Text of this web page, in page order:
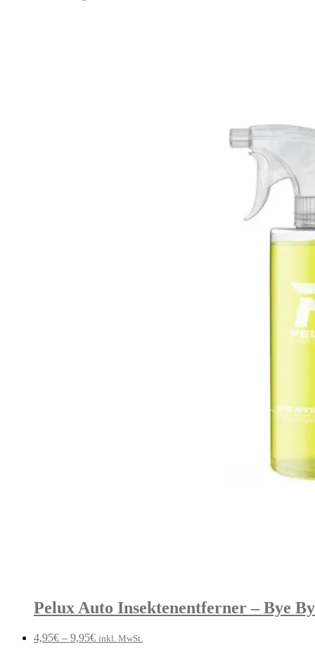
Pelux Auto Insektenentferner – Bye
4,95€ – 9,95€ inkl. MwSt.